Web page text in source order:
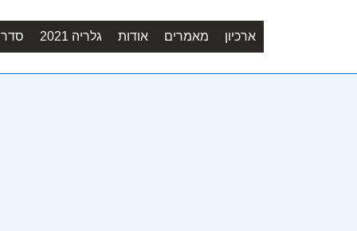
סדר גלריה 2021 אודות מאמרים ארכיון